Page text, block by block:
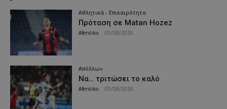
Αθλητικά - Επικαιρότητα
Πρόταση σε Matan Hozez
Afentiko 05/08/2026
Απόλλων
Να… τριτώσει το καλό
Afentiko 05/08/2026